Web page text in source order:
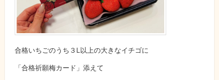
合格いちごのうち３L以上の大きなイチゴに
「合格祈願梅カード」添えて